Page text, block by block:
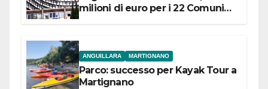
milioni di euro per i 22 Comuni
ANGUILLARA MARTIGNANO
Parco: successo per Kayak Tour a
Martignano